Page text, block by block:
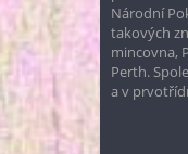
Národní
takových
mincovna,
Perth.
a v